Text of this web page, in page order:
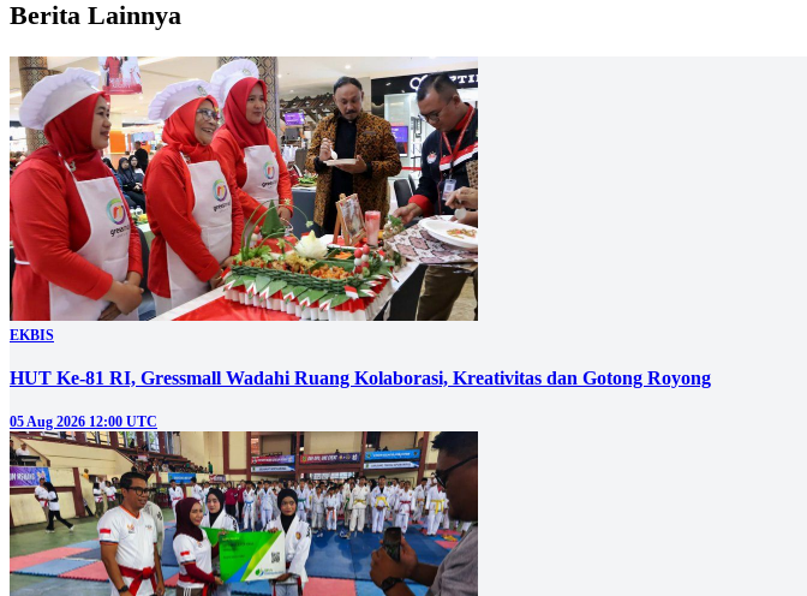
Berita Lainnya
EKBIS
HUT Ke-81 RI, Gressmall Wadahi Ruang Kolaborasi, Kreativitas dan Gotong Royong
05 Aug 2026 12:00 UTC